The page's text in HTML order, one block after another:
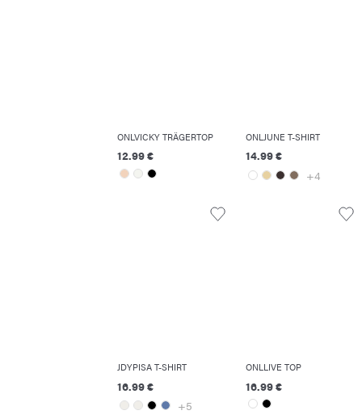
ONLVICKY TRÄGERTOP
12.99 €
ONLJUNE T-SHIRT
14.99 €
+4
JDYPISA T-SHIRT
16.99 €
+5
ONLLIVE TOP
16.99 €